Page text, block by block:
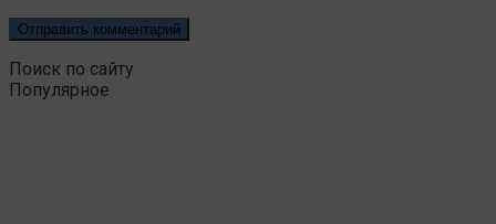
Поиск по сайту
Популярное